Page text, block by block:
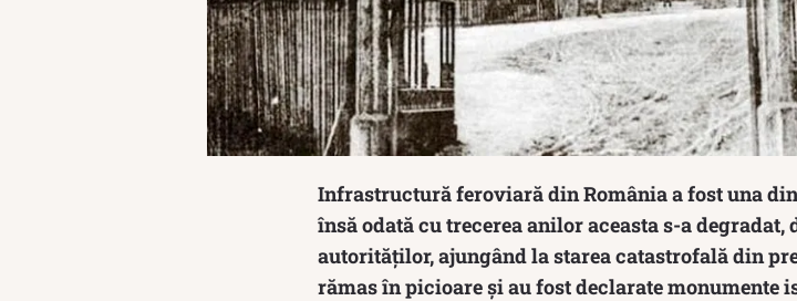
Infrastructură feroviară din România a fost una
însă odată cu trecerea anilor aceasta s-a
autorităților, ajungând la starea catastrofală din
rămas în picioare și au fost declarate monumente